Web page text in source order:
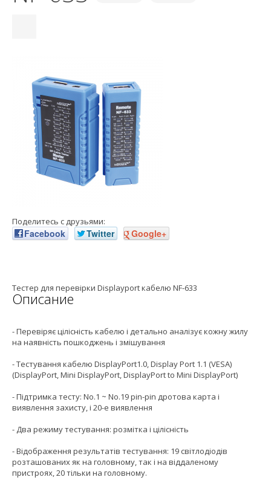
Поделитесь с друзьями:
Facebook Twitter Google+
Описание
Тестер для перевірки Displayport кабелю NF-633
- Перевіряє цілісність кабелю і детально аналізує кожну жилу
на наявність пошкоджень і змішування
- Тестування кабелю DisplayPort1.0, Display Port 1.1 (VESA)
(DisplayPort, Mini DisplayPort, DisplayPort to Mini DisplayPort)
- Підтримка тесту: No.1 ~ No.19 pin-pin дротова карта і
виявлення захисту, і 20-е виявлення
- Два режиму тестування: розмітка і цілісність
- Відображення результатів тестування: 19 світлодіодів
розташованих як на головному, так і на віддаленому
пристроях, 20 тільки на головному.